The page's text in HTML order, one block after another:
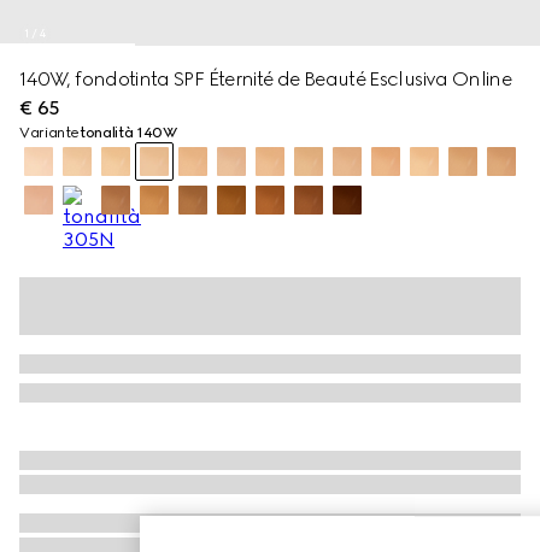
4
140W, fondotinta SPF Éternité de Beauté Esclusiva Online
€ 65
Variantetonalità 140W